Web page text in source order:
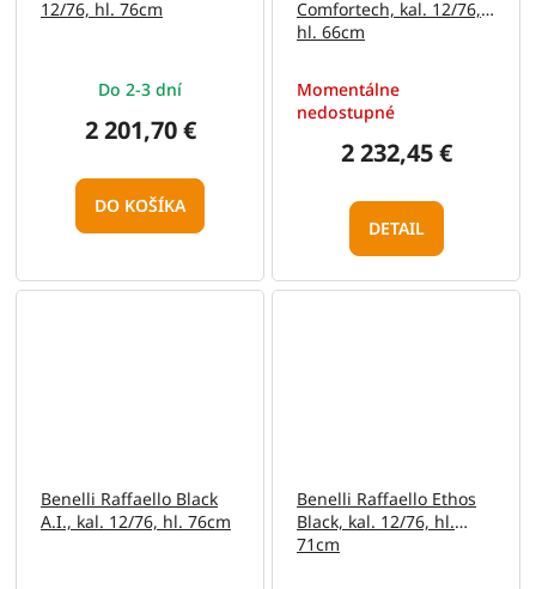
12/76, hl. 76cm
Do 2-3 dní
2 201,70 €
DO KOŠÍKA
Comfortech, kal. 12/76,
hl. 66cm
Momentálne
nedostupné
2 232,45 €
DETAIL
Benelli Raffaello Black
A.I., kal. 12/76, hl. 76cm
Benelli Raffaello Ethos
Black, kal. 12/76, hl.
71cm